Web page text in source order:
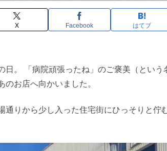
X Facebook はてブ
日。 「病院頑張ったね」のご褒美（という
のお店へ向かいました。
通りから少し入った住宅街にひっそりと佇